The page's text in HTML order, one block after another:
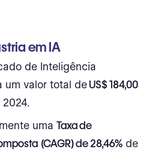
em IA
de Inteligência
um valor total deUS$ 184,00
umaTaxa de
(CAGR) de 28,46% de